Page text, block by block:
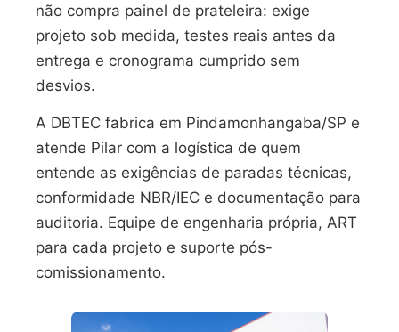
não compra painel de prateleira: exige
projeto sob medida, testes reais antes da
entrega e cronograma cumprido sem
desvios.
A DBTEC fabrica em Pindamonhangaba/SP e
atende Pilar com a logística de quem
entende as exigências de paradas técnicas,
conformidade NBR/IEC e documentação para
auditoria. Equipe de engenharia própria, ART
para cada projeto e suporte pós-
comissionamento.